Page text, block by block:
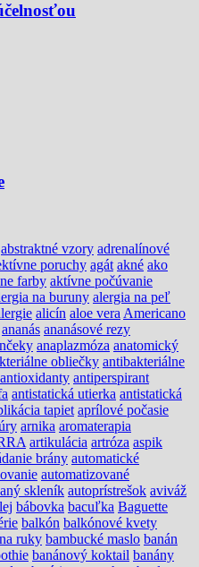
abstraktné vzory adrenalínové
poruchy agát akné ako
farby aktívne počúvanie
na buruny alergia na peľ
alicín aloe vera Americano
ananás ananásové rezy
anaplazmóza anatomický
obliečky antibakteriálne
antioxidanty antiperspirant
antistatická utierka antistatická
tapiet aprílové počasie
arnika aromaterapia
artikulácia artróza aspik
brány automatické
automatizované
skleník autoprístrešok aviváž
bábovka bacuľka Baguette
balkón balkónové kvety
ruky bambucké maslo banán
banánový koktail banány